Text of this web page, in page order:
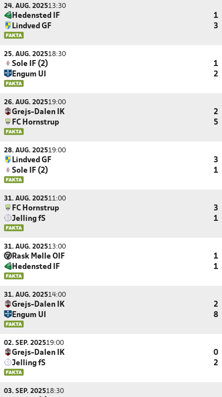
24. AUG. 202513:30
Hedensted IF
1
Lindved GF
3
25. AUG. 202518:30
Sole IF (2)
1
Engum UI
2
26. AUG. 202519:00
Grejs-Dalen IK
2
FC Hornstrup
5
28. AUG. 202519:00
Lindved GF
3
Sole IF (2)
1
31. AUG. 202511:00
FC Hornstrup
3
Jelling fS
1
31. AUG. 202513:00
Rask Mølle OIF
1
Hedensted IF
1
31. AUG. 202514:00
Grejs-Dalen IK
2
Engum UI
8
02. SEP. 202519:00
Grejs-Dalen IK
0
Jelling fS
2
03. SEP. 202518:30